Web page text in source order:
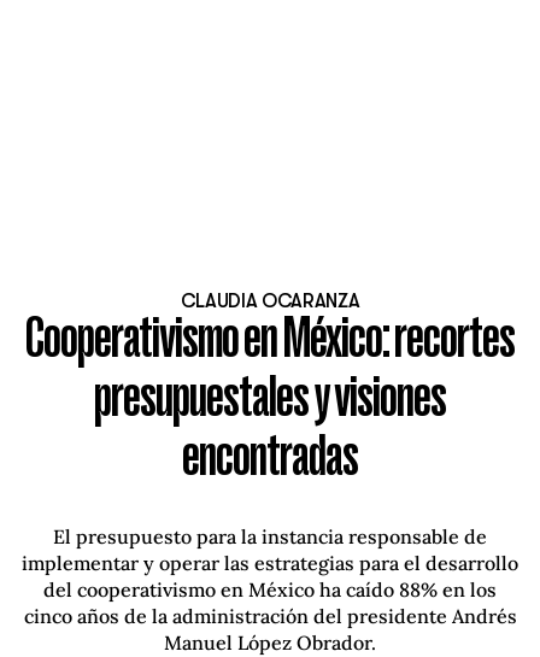
CLAUDIA OCARANZA
Cooperativismo en México: recortes
presupuestales y visiones
encontradas
El presupuesto para la instancia responsable de
implementar y operar las estrategias para el desarrollo
del cooperativismo en México ha caído 88% en los
cinco años de la administración del presidente Andrés
Manuel López Obrador.